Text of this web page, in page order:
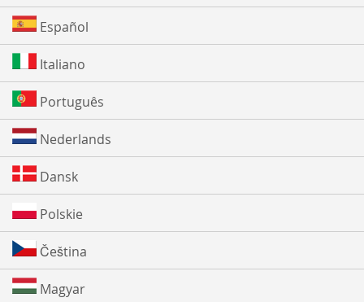
Español
Italiano
Português
Nederlands
Dansk
Polskie
Čeština
Magyar